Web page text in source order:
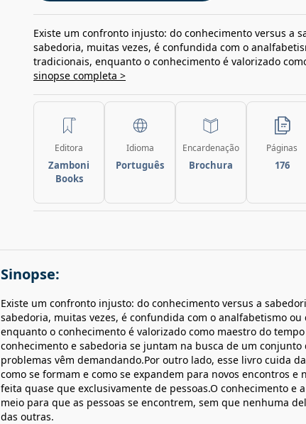
Existe um confronto injusto: do conhecimento versus a
sabedoria, muitas vezes, é confundida com o
tradicionais, enquanto o conhecimento é valorizado
sinopse completa >
Editora
Zamboni
Books
Idioma
Português
Encardenação
Brochura
Páginas
176
Sinopse:
Existe um confronto injusto: do conhecimento versus a
sabedoria, muitas vezes, é confundida com o analfabetismo ou
enquanto o conhecimento é valorizado como maestro do
conhecimento e sabedoria se juntam na busca de um conjunto
problemas vêm demandando.Por outro lado, esse livro cuida
como se formam e como se expandem para novos encontros e
feita quase que exclusivamente de pessoas.O conhecimento e
meio para que as pessoas se encontrem, sem que nenhuma
das outras.